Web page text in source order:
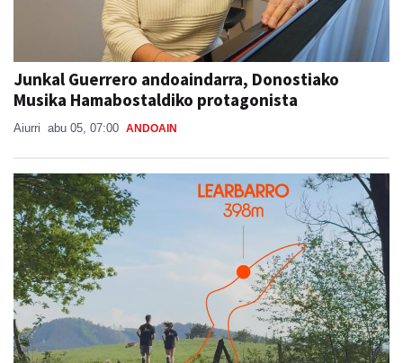
Junkal Guerrero andoaindarra, Donostiako
Musika Hamabostaldiko protagonista
Aiurri abu 05, 07:00 ANDOAIN